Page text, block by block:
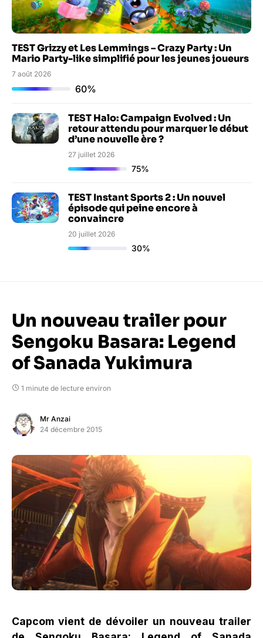
TEST Grizzy et Les Lemmings – Crazy Party : Un
Mario Party-like simplifié pour les jeunes joueurs
7 août 2026
60%
TEST Halo: Campaign Evolved : Un
retour attendu pour marquer le début
d’une nouvelle ère ?
27 juillet 2026
75%
TEST Instant Sports 2 : Un nouvel
épisode qui peine encore à
convaincre
20 juillet 2026
30%
Un nouveau trailer pour
Sengoku Basara: Legend
of Sanada Yukimura
1 minute de lecture environ
Mr Anzai
24 décembre 2015
Capcom vient de dévoiler un nouveau trailer